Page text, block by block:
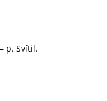
p. Svítil.